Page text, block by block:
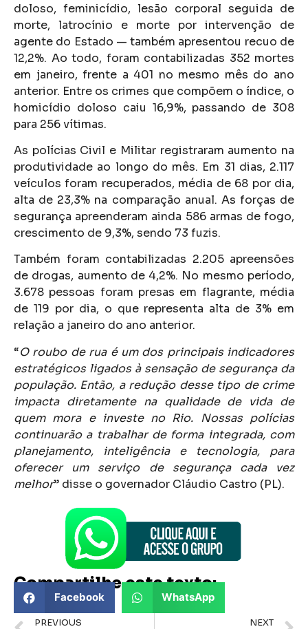
doloso, feminicídio, lesão corporal seguida de
morte, latrocínio e morte por intervenção de
agente do Estado — também apresentou recuo de
12,2%. Ao todo, foram contabilizadas 352 mortes
em janeiro, frente a 401 no mesmo mês do ano
anterior. Entre os crimes que compõem o índice, o
homicídio doloso caiu 16,9%, passando de 308
para 256 vítimas.
As polícias Civil e Militar registraram aumento na
produtividade ao longo do mês. Em 31 dias, 2.117
veículos foram recuperados, média de 68 por dia,
alta de 23,3% na comparação anual. As forças de
segurança apreenderam ainda 586 armas de fogo,
crescimento de 9,3%, sendo 73 fuzis.
Também foram contabilizadas 2.205 apreensões
de drogas, aumento de 4,2%. No mesmo período,
3.678 pessoas foram presas em flagrante, média
de 119 por dia, o que representa alta de 3% em
relação a janeiro do ano anterior.
“O roubo de rua é um dos principais indicadores
estratégicos ligados à sensação de segurança da
população. Então, a redução desse tipo de crime
impacta diretamente na qualidade de vida de
quem mora e investe no Rio. Nossas polícias
continuarão a trabalhar de forma integrada, com
planejamento, inteligência e tecnologia, para
oferecer um serviço de segurança cada vez
melhor” disse o governador Cláudio Castro (PL).
Compartilhe este texto:
Facebook WhatsApp
PREVIOUS NEXT